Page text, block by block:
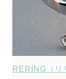
RERING（リ